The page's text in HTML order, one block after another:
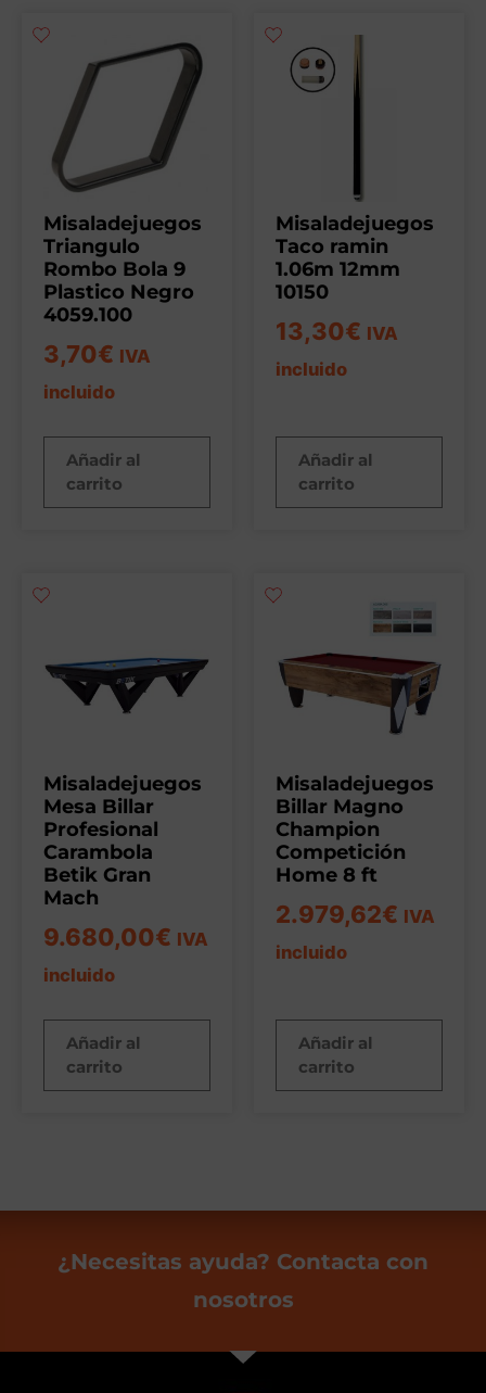
Misaladejuegos
Triangulo
Rombo Bola 9
Plastico Negro
4059.100
3,70€ IVA
incluido
Añadir al
carrito
Misaladejuegos
Taco ramin
1.06m 12mm
10150
13,30€ IVA
incluido
Añadir al
carrito
Misaladejuegos
Mesa Billar
Profesional
Carambola
Betik Gran
Mach
9.680,00€ IVA
incluido
Añadir al
carrito
Misaladejuegos
Billar Magno
Champion
Competición
Home 8 ft
2.979,62€ IVA
incluido
Añadir al
carrito
¿Necesitas ayuda? Contacta con
nosotros